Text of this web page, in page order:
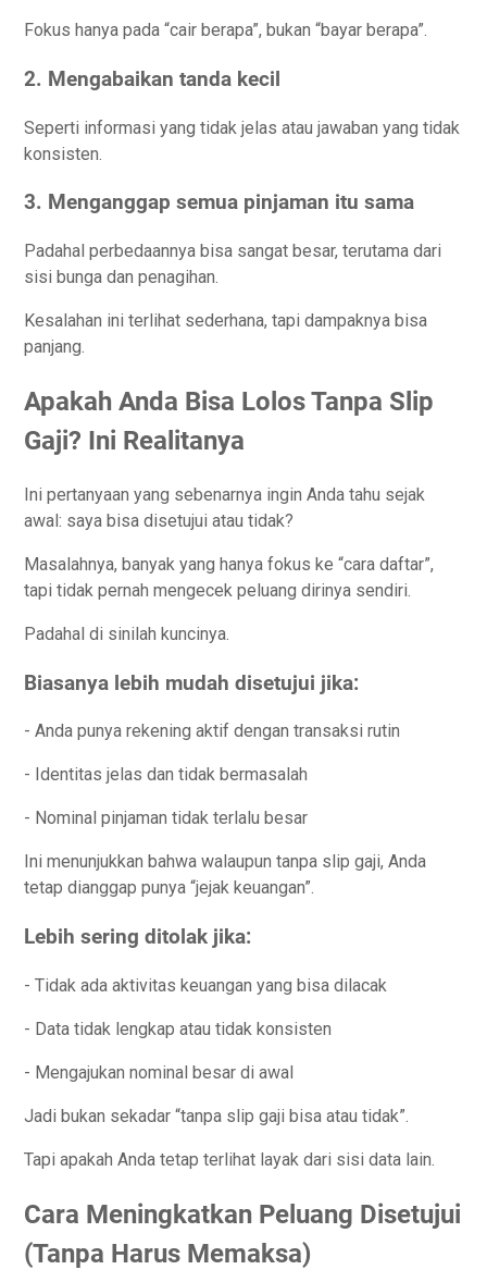
Fokus hanya pada “cair berapa”, bukan “bayar berapa”.
2. Mengabaikan tanda kecil
Seperti informasi yang tidak jelas atau jawaban yang tidak
konsisten.
3. Menganggap semua pinjaman itu sama
Padahal perbedaannya bisa sangat besar, terutama dari
sisi bunga dan penagihan.
Kesalahan ini terlihat sederhana, tapi dampaknya bisa
panjang.
Apakah Anda Bisa Lolos Tanpa Slip
Gaji? Ini Realitanya
Ini pertanyaan yang sebenarnya ingin Anda tahu sejak
awal: saya bisa disetujui atau tidak?
Masalahnya, banyak yang hanya fokus ke “cara daftar”,
tapi tidak pernah mengecek peluang dirinya sendiri.
Padahal di sinilah kuncinya.
Biasanya lebih mudah disetujui jika:
- Anda punya rekening aktif dengan transaksi rutin
- Identitas jelas dan tidak bermasalah
- Nominal pinjaman tidak terlalu besar
Ini menunjukkan bahwa walaupun tanpa slip gaji, Anda
tetap dianggap punya “jejak keuangan”.
Lebih sering ditolak jika:
- Tidak ada aktivitas keuangan yang bisa dilacak
- Data tidak lengkap atau tidak konsisten
- Mengajukan nominal besar di awal
Jadi bukan sekadar “tanpa slip gaji bisa atau tidak”.
Tapi apakah Anda tetap terlihat layak dari sisi data lain.
Cara Meningkatkan Peluang Disetujui
(Tanpa Harus Memaksa)